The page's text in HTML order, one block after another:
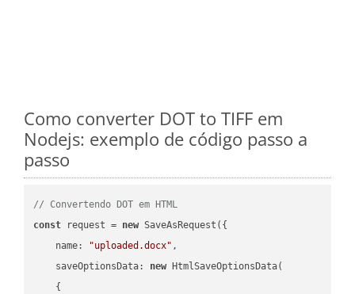
Como converter DOT to TIFF em
Nodejs: exemplo de código passo a
passo
// Convertendo DOT em HTML
const request = new SaveAsRequest({
name: "uploaded.docx" ,
saveOptionsData: new HtmlSaveOptionsData(
    {